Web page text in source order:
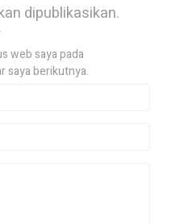
dipublikasikan.
web saya pada
saya berikutnya.